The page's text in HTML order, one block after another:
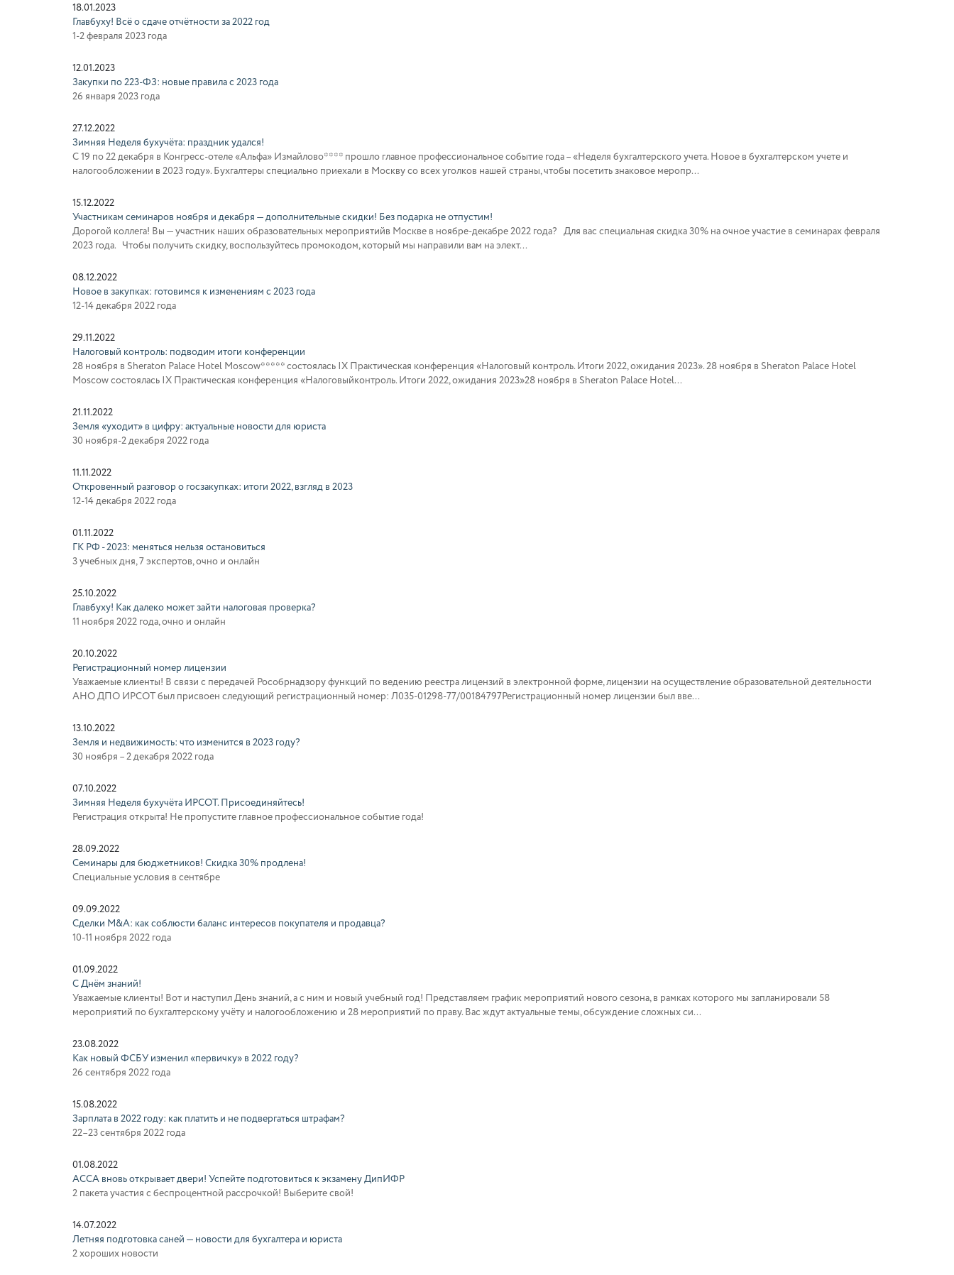
18.01.2023
Главбуху! Всё о сдаче отчётности за 2022 год
1-2 февраля 2023 года
12.01.2023
Закупки по 223-ФЗ: новые правила с 2023 года
26 января 2023 года
27.12.2022
Зимняя Неделя бухучёта: праздник удался!
С 19 по 22 декабря в Конгресс-отеле «Альфа» Измайлово**** прошло главное профессиональное событие года – «Неделя бухгалтерского учета. Новое в бухгалтерском учете и
налогообложении в 2023 году». Бухгалтеры специально приехали в Москву со всех уголков нашей страны, чтобы посетить знаковое меропр...
15.12.2022
Участникам семинаров ноября и декабря — дополнительные скидки! Без подарка не отпустим!
Дорогой коллега! Вы — участник наших образовательных мероприятийв Москве в ноябре-декабре 2022 года? Для вас специальная скидка 30% на очное участие в семинарах февраля
2023 года. Чтобы получить скидку, воспользуйтесь промокодом, который мы направили вам на элект...
08.12.2022
Новое в закупках: готовимся к изменениям с 2023 года
12-14 декабря 2022 года
29.11.2022
Налоговый контроль: подводим итоги конференции
28 ноября в Sheraton Palace Hotel Moscow***** состоялась IX Практическая конференция «Налоговый контроль. Итоги 2022, ожидания 2023». 28 ноября в Sheraton Palace Hotel
Moscow состоялась IX Практическая конференция «Налоговыйконтроль. Итоги 2022, ожидания 2023»28 ноября в Sheraton Palace Hotel...
21.11.2022
Земля «уходит» в цифру: актуальные новости для юриста
30 ноября-2 декабря 2022 года
11.11.2022
Откровенный разговор о госзакупках: итоги 2022, взгляд в 2023
12-14 декабря 2022 года
01.11.2022
ГК РФ - 2023: меняться нельзя остановиться
3 учебных дня, 7 экспертов, очно и онлайн
25.10.2022
Главбуху! Как далеко может зайти налоговая проверка?
11 ноября 2022 года, очно и онлайн
20.10.2022
Регистрационный номер лицензии
Уважаемые клиенты! В связи с передачей Рособрнадзору функций по ведению реестра лицензий в электронной форме, лицензии на осуществление образовательной деятельности
АНО ДПО ИРСОТ был присвоен следующий регистрационный номер: Л035-01298-77/00184797Регистрационный номер лицензии был вве...
13.10.2022
Земля и недвижимость: что изменится в 2023 году?
30 ноября – 2 декабря 2022 года
07.10.2022
Зимняя Неделя бухучёта ИРСОТ. Присоединяйтесь!
Регистрация открыта! Не пропустите главное профессиональное событие года!
28.09.2022
Семинары для бюджетников! Скидка 30% продлена!
Специальные условия в сентябре
09.09.2022
Сделки M&A: как соблюсти баланс интересов покупателя и продавца?
10-11 ноября 2022 года
01.09.2022
С Днём знаний!
Уважаемые клиенты! Вот и наступил День знаний, а с ним и новый учебный год! Представляем график мероприятий нового сезона, в рамках которого мы запланировали 58
мероприятий по бухгалтерскому учёту и налогообложению и 28 мероприятий по праву. Вас ждут актуальные темы, обсуждение сложных си...
23.08.2022
Как новый ФСБУ изменил «первичку» в 2022 году?
26 сентября 2022 года
15.08.2022
Зарплата в 2022 году: как платить и не подвергаться штрафам?
22–23 сентября 2022 года
01.08.2022
АССА вновь открывает двери! Успейте подготовиться к экзамену ДипИФР
2 пакета участия с беспроцентной рассрочкой! Выберите свой!
14.07.2022
Летняя подготовка саней — новости для бухгалтера и юриста
2 хороших новости